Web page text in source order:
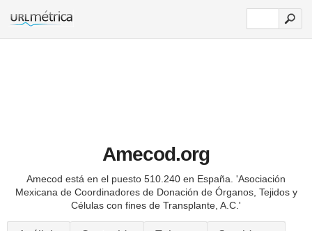
Amecod.org
Amecod está en el puesto 510.240 en España. 'Asociación
Mexicana de Coordinadores de Donación de Órganos, Tejidos y
Células con fines de Transplante, A.C.'